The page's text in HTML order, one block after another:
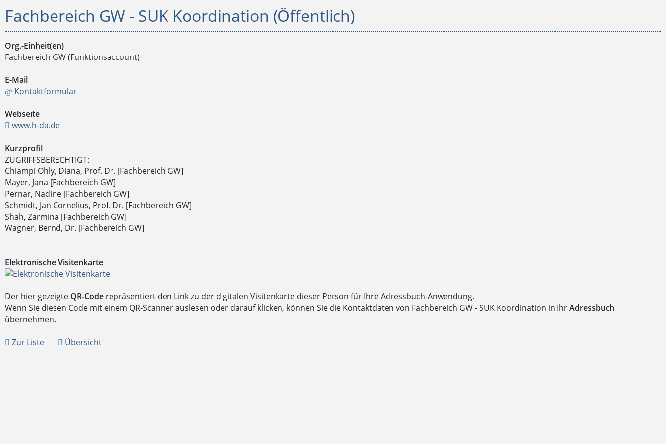
Fachbereich GW - SUK Koordination (Öffentlich)
Org.-Einheit(en)
Fachbereich GW (Funktionsaccount)
E-Mail
Kontaktformular
Webseite
www.h-da.de
Kurzprofil
ZUGRIFFSBERECHTIGT:
Chiampi Ohly, Diana, Prof. Dr. [Fachbereich GW]
Mayer, Jana [Fachbereich GW]
Pernar, Nadine [Fachbereich GW]
Schmidt, Jan Cornelius, Prof. Dr. [Fachbereich GW]
Shah, Zarmina [Fachbereich GW]
Wagner, Bernd, Dr. [Fachbereich GW]
Elektronische Visitenkarte
Der hier gezeigte QR-Code repräsentiert den Link zu der digitalen Visitenkarte dieser Person für Ihre Adressbuch-Anwendung.
Wenn Sie diesen Code mit einem QR-Scanner auslesen oder darauf klicken, können Sie die Kontaktdaten von Fachbereich GW - SUK Koordination in IhrAdressbuch
übernehmen.
Zur Liste Übersicht